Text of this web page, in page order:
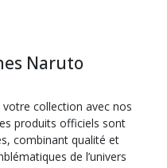
Naruto
collection avec nos
produits officiels sont
combinant qualité et
de l’univers